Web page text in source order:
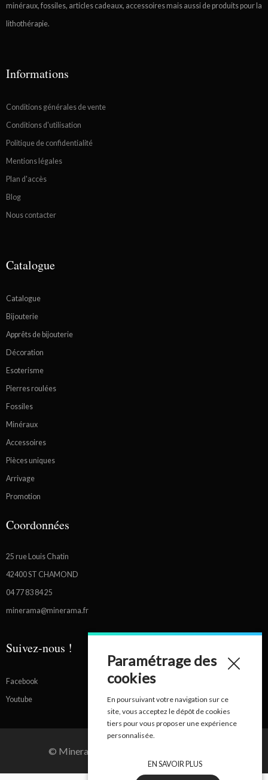
minéraux, fossiles, articles cadeaux, accessoires mais aussi de produits pour la
lithothérapie.
Informations
Conditions générales de vente
Conditions d'utilisation
Politique de confidentialité
Mentions légales
Plan d'accès
Blog
Nous contacter
Catalogue
Catalogue
Bijouterie
Apprêts de bijouterie
Décoration
Esoterisme
Pierres roulées
Fossiles
Minéraux
Accessoires
Pièces uniques
Arrivage
Promotion
Coordonnées
25 rue Louis Chatin
42400 ST CHAMOND
04 77 83 84 25
minerama@minerama.fr
Suivez-nous !
Facebook
Youtube
© Minerama - Tous droits réservés - 2026
Paramétrage des
cookies
En poursuivant votre navigation sur ce
site, vous acceptez le dépôt de cookies
tiers pour vous proposer une expérience
personnalisée.
EN SAVOIR PLUS